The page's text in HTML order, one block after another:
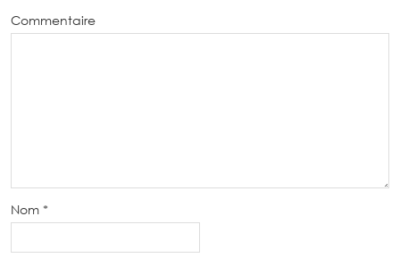
Commentaire
Nom *